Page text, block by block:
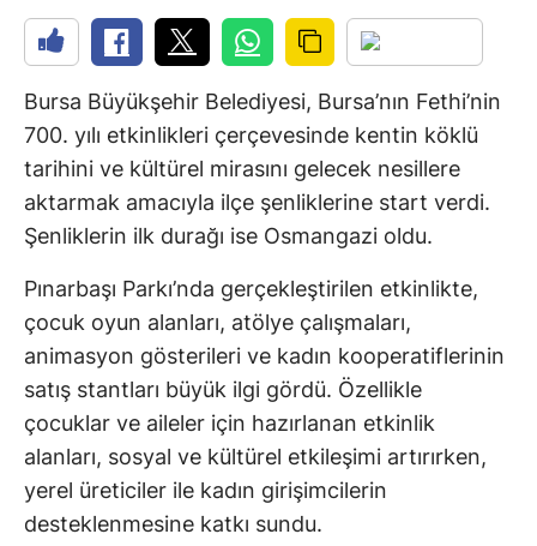
Bursa Büyükşehir Belediyesi, Bursa’nın Fethi’nin
700. yılı etkinlikleri çerçevesinde kentin köklü
tarihini ve kültürel mirasını gelecek nesillere
aktarmak amacıyla ilçe şenliklerine start verdi.
Şenliklerin ilk durağı ise Osmangazi oldu.
Pınarbaşı Parkı’nda gerçekleştirilen etkinlikte,
çocuk oyun alanları, atölye çalışmaları,
animasyon gösterileri ve kadın kooperatiflerinin
satış stantları büyük ilgi gördü. Özellikle
çocuklar ve aileler için hazırlanan etkinlik
alanları, sosyal ve kültürel etkileşimi artırırken,
yerel üreticiler ile kadın girişimcilerin
desteklenmesine katkı sundu.